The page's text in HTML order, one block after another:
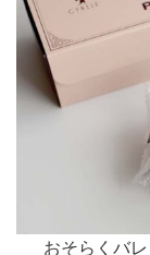
おそらくバ